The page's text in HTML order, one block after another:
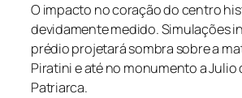
O impacto no coração do centro
devidamente medido. Simulações
prédio projetará sombra sobre a
Piratini e até no monumento a Julio
Patriarca.